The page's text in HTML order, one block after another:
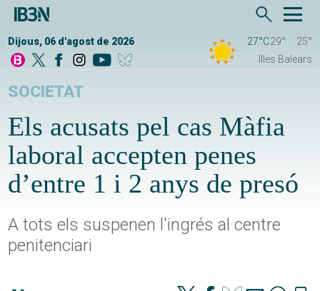
Dijous, 06 d'agost de 2026 27°C29°
25°
Illes Balears
SOCIETAT
Els acusats pel cas Màfia
laboral accepten penes
d’entre 1 i 2 anys de presó
A tots els suspenen l'ingrés al centre
penitenciari